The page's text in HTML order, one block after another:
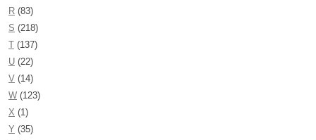
R (83)
S (218)
T (137)
U (22)
V (14)
W (123)
X (1)
Y (35)